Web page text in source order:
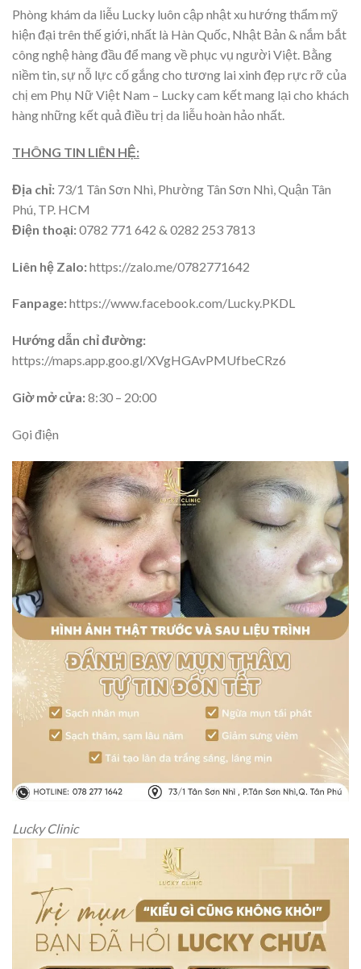
Phòng khám da liễu Lucky luôn cập nhật xu hướng thẩm mỹ
hiện đại trên thế giới, nhất là Hàn Quốc, Nhật Bản & nắm bắt
công nghệ hàng đầu để mang về phục vụ người Việt. Bằng
niềm tin, sự nỗ lực cố gắng cho tương lai xinh đẹp rực rỡ của
chị em Phụ Nữ Việt Nam – Lucky cam kết mang lại cho khách
hàng những kết quả điều trị da liễu hoàn hảo nhất.
THÔNG TIN LIÊN HỆ:
Địa chỉ: 73/1 Tân Sơn Nhì, Phường Tân Sơn Nhì, Quận Tân
Phú, TP. HCM
Điện thoại:0782 771 642 & 0282 253 7813
Liên hệ Zalo:https://zalo.me/0782771642
Fanpage:https://www.facebook.com/Lucky.PKDL
Hướng dẫn chỉ đường:
https://maps.app.goo.gl/XVgHGAvPMUfbeCRz6
Giờ mở cửa:8:30 – 20:00
Gọi điện
Lucky Clinic